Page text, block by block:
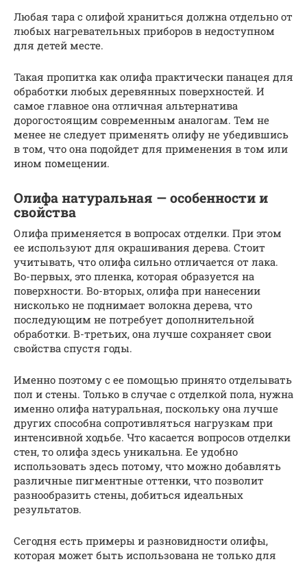
Любая тара с олифой храниться должна отдельно от
любых нагревательных приборов в недоступном
для детей месте.
Такая пропитка как олифа практически панацея для
обработки любых деревянных поверхностей. И
самое главное она отличная альтернатива
дорогостоящим современным аналогам. Тем не
менее не следует применять олифу не убедившись
в том, что она подойдет для применения в том или
ином помещении.
Олифа натуральная — особенности и
свойства
Олифа применяется в вопросах отделки. При этом
ее используют для окрашивания дерева. Стоит
учитывать, что олифа сильно отличается от лака.
Во-первых, это пленка, которая образуется на
поверхности. Во-вторых, олифа при нанесении
нисколько не поднимает волокна дерева, что
последующим не потребует дополнительной
обработки. В-третьих, она лучше сохраняет свои
свойства спустя годы.
Именно поэтому с ее помощью принято отделывать
пол и стены. Только в случае с отделкой пола, нужна
именно олифа натуральная, поскольку она лучше
других способна сопротивляться нагрузкам при
интенсивной ходьбе. Что касается вопросов отделки
стен, то олифа здесь уникальна. Ее удобно
использовать здесь потому, что можно добавлять
различные пигментные оттенки, что позволит
разнообразить стены, добиться идеальных
результатов.
Сегодня есть примеры и разновидности олифы,
которая может быть использована не только для